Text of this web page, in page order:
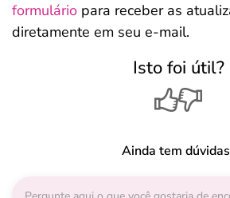
formulário para receber as
diretamente em seu e-mail.
Isto foi útil?
Ainda tem